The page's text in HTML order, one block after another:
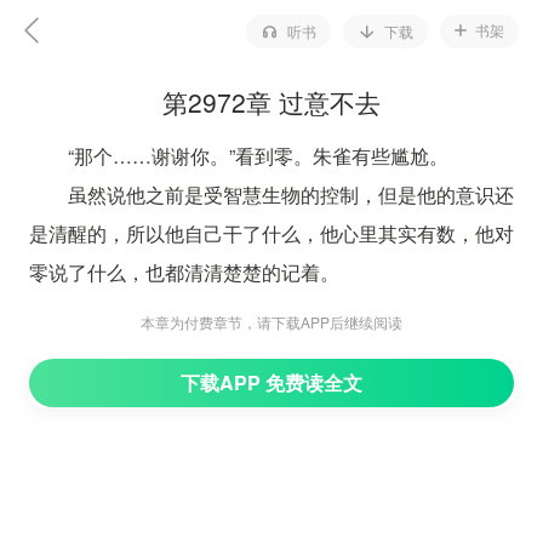
听书 下载 书架
第2972章 过意不去
“那个……谢谢你。”看到零。朱雀有些尴尬。
虽然说他之前是受智慧生物的控制，但是他的意识还
是清醒的，所以他自己干了什么，他心里其实有数，他对
零说了什么，也都清清楚楚的记着。
他在零的跟前，一直是以一名兄长级的人物自居，但
话来。
本章为付费章节，请下载APP后继续阅读
下载APP 免费读全文